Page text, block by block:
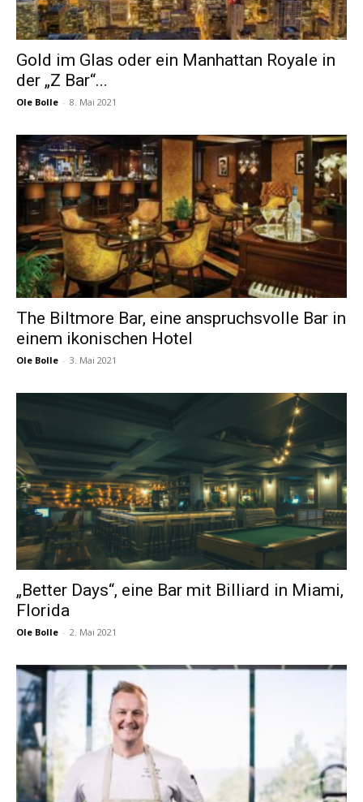
Gold im Glas oder ein Manhattan Royale in
der „Z Bar“...
Ole Bolle - 8. Mai 2021
The Biltmore Bar, eine anspruchsvolle Bar in
einem ikonischen Hotel
Ole Bolle - 3. Mai 2021
„Better Days“, eine Bar mit Billiard in Miami,
Florida
Ole Bolle - 2. Mai 2021